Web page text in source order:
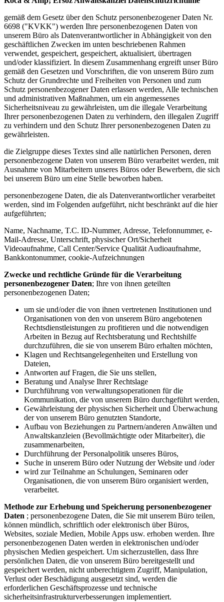
gemäß dem Gesetz über den Schutz personenbezogener Daten Nr.
6698 ("KVKK") werden Ihre personenbezogenen Daten von
unserem Büro als Datenverantwortlicher in Abhängigkeit von den
geschäftlichen Zwecken im unten beschriebenen Rahmen
verwendet, gespeichert, gespeichert, aktualisiert, übertragen
und/oder klassifiziert. In diesem Zusammenhang ergreift unser Büro
gemäß den Gesetzen und Vorschriften, die von unserem Büro zum
Schutz der Grundrechte und Freiheiten von Personen und zum
Schutz personenbezogener Daten erlassen werden, Alle technischen
und administrativen Maßnahmen, um ein angemessenes
Sicherheitsniveau zu gewährleisten, um die illegale Verarbeitung
Ihrer personenbezogenen Daten zu verhindern, den illegalen Zugriff
zu verhindern und den Schutz Ihrer personenbezogenen Daten zu
gewährleisten.
die Zielgruppe dieses Textes sind alle natürlichen Personen, deren
personenbezogene Daten von unserem Büro verarbeitet werden, mit
Ausnahme von Mitarbeitern unseres Büros oder Bewerbern, die sich
bei unserem Büro um eine Stelle beworben haben.
personenbezogene Daten, die als Datenverantwortlicher verarbeitet
werden, sind im Folgenden aufgeführt, nicht beschränkt auf die hier
aufgeführten;
Name, Nachname, T.C. ID-Nummer, Adresse, Telefonnummer, e-
Mail-Adresse, Unterschrift, physischer Ort/Sicherheit
Videoaufnahme, Call Center/Service Qualität Audioaufnahme,
Bankkontonummer, cookie-Aufzeichnungen
Zwecke und rechtliche Gründe für die Verarbeitung
personenbezogener Daten; Ihre von ihnen geteilten
personenbezogenen Daten;
um sie und/oder die von ihnen vertretenen Institutionen und
Organisationen von den von unserem Büro angebotenen
Rechtsdienstleistungen zu profitieren und die notwendigen
Arbeiten in Bezug auf Rechtsberatung und Rechtshilfe
durchzuführen, die sie von unserem Büro erhalten möchten,
Klagen und Rechtsangelegenheiten und Erstellung von
Dateien,
Antworten auf Fragen, die Sie uns stellen,
Beratung und Analyse Ihrer Rechtslage
Durchführung von verwaltungsoperationen für die
Kommunikation, die von unserem Büro durchgeführt werden,
Gewährleistung der physischen Sicherheit und Überwachung
der von unserem Büro genutzten Standorte,
Aufbau von Beziehungen zu Partnern/anderen Anwälten und
Anwaltskanzleien (Bevollmächtigte oder Mitarbeiter), die
zusammenarbeiten,
Durchführung der Personalpolitik unseres Büros,
Suche in unserem Büro oder Nutzung der Website und /oder
wird zur Teilnahme an Schulungen, Seminaren oder
Organisationen, die von unserem Büro organisiert werden,
verarbeitet.
Methode zur Erhebung und Speicherung personenbezogener
Daten ; personenbezogene Daten, die Sie mit unserem Büro teilen,
können mündlich, schriftlich oder elektronisch über Büros,
Websites, soziale Medien, Mobile Apps usw. erhoben werden. Ihre
personenbezogenen Daten werden in elektronischen und/oder
physischen Medien gespeichert. Um sicherzustellen, dass Ihre
persönlichen Daten, die von unserem Büro bereitgestellt und
gespeichert werden, nicht unberechtigtem Zugriff, Manipulation,
Verlust oder Beschädigung ausgesetzt sind, werden die
erforderlichen Geschäftsprozesse und technische
sicherheitsinfrastrukturverbesserungen implementiert.